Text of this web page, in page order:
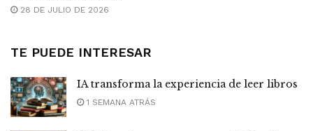
28 DE JULIO DE 2026
TE PUEDE INTERESAR
IA transforma la experiencia de leer libros
1 SEMANA ATRÁS